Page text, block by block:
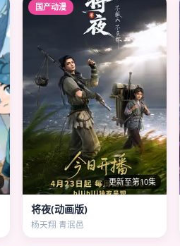
国产动漫
更新至第10集
将夜(动画版)
杨天翔 青泯邑